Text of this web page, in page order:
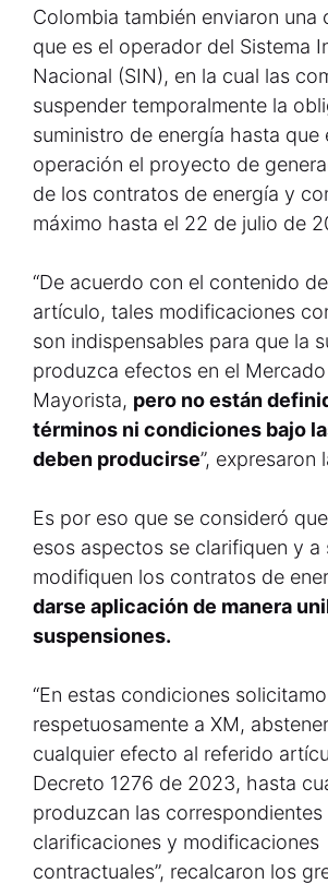
Colombia también enviaron una
que es el operador del Sistema
Nacional (SIN), en la cual las
suspender temporalmente la
suministro de energía hasta que
operación el proyecto de
de los contratos de energía y
máximo hasta el 22 de julio de
“De acuerdo con el contenido
artículo, tales modificaciones
son indispensables para que la
produzca efectos en el
Mayorista, pero no están
términos ni condiciones bajo
deben producirse”, expresaron
Es por eso que se consideró
esos aspectos se clarifiquen y a
modifiquen los contratos de
darse aplicación de manera
suspensiones.
“En estas condiciones
respetuosamente a XM,
cualquier efecto al referido
Decreto 1276 de 2023, hasta
produzcan las correspondientes
clarificaciones y modificaciones
contractuales”, recalcaron los